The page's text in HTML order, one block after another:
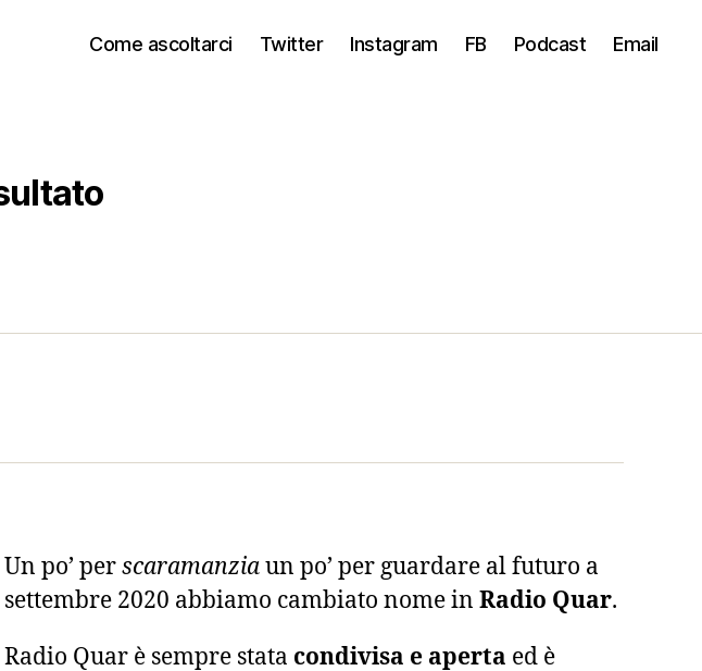
Come ascoltarci Twitter Instagram FB Podcast Email
Un po’ perscaramanziaun po’ per guardare al futuro a
settembre 2020 abbiamo cambiato nome in Radio Quar.
Radio Quar è sempre stata condivisa e aperta ed è